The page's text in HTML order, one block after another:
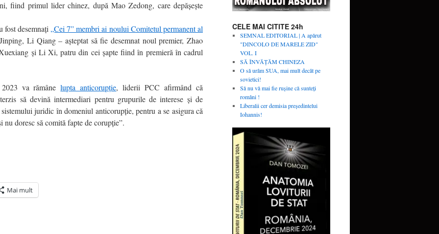
fiind primul lider chinez, după Mao Zedong, care depășește
fost desemnați„Cei 7” membri ai noului Comitetul permanent al
Li Qiang – așteptat să fie desemnat noul premier, Zhao
și Li Xi, patru din cei șapte fiind în premieră în cadrul
va rămânelupta anticorupție, liderii PCC afirmând că
să devină intermediari pentru grupurile de interese și de
juridic în domeniul anticorupție, pentru a se asigura că
doresc să comită fapte de corupție”.
Mai mult
CELE MAI CITITE 24h
SEMNAL EDITORIAL | A apărut
"DINCOLO DE MARELE ZID"
VOL. I
SĂ ÎNVĂŢĂM CHINEZA
O să urâm SUA, mai mult decât pe
sovietici!
Să nu vă mai fie rușine că sunteți
români !
Liberalii cer demisia preşedintelui
Iohannis!